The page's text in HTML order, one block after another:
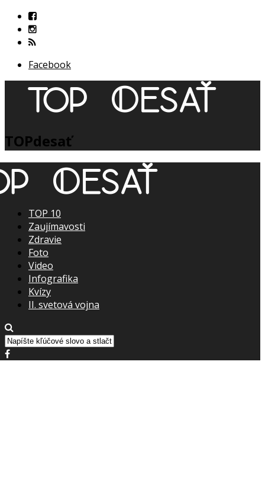
Facebook
TOPdesať
TOP 10
Zaujímavosti
Zdravie
Foto
Video
Infografika
Kvízy
II. svetová vojna